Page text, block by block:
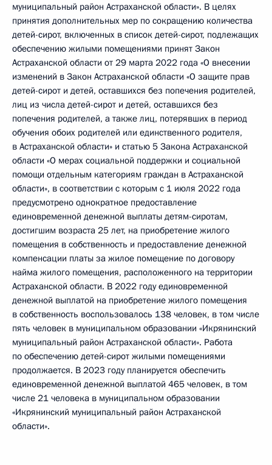
муниципальный район Астраханской области». В целях
принятия дополнительных мер по сокращению количества
детей-сирот, включенных в список детей-сирот, подлежащих
обеспечению жилыми помещениями принят Закон
Астраханской области от 29 марта 2022 года «О внесении
изменений в Закон Астраханской области «О защите прав
детей-сирот и детей, оставшихся без попечения родителей,
лиц из числа детей-сирот и детей, оставшихся без
попечения родителей, а также лиц, потерявших в период
обучения обоих родителей или единственного родителя,
в Астраханской области» и статью 5 Закона Астраханской
области «О мерах социальной поддержки и социальной
помощи отдельным категориям граждан в Астраханской
области», в соответствии с которым с 1 июля 2022 года
предусмотрено однократное предоставление
единовременной денежной выплаты детям-сиротам,
достигшим возраста 25 лет, на приобретение жилого
помещения в собственность и предоставление денежной
компенсации платы за жилое помещение по договору
найма жилого помещения, расположенного на территории
Астраханской области. В 2022 году единовременной
денежной выплатой на приобретение жилого помещения
в собственность воспользовалось 138 человек, в том числе
пять человек в муниципальном образовании «Икрянинский
муниципальный район Астраханской области». Работа
по обеспечению детей-сирот жилыми помещениями
продолжается. В 2023 году планируется обеспечить
единовременной денежной выплатой 465 человек, в том
числе 21 человека в муниципальном образовании
«Икрянинский муниципальный район Астраханской
области».